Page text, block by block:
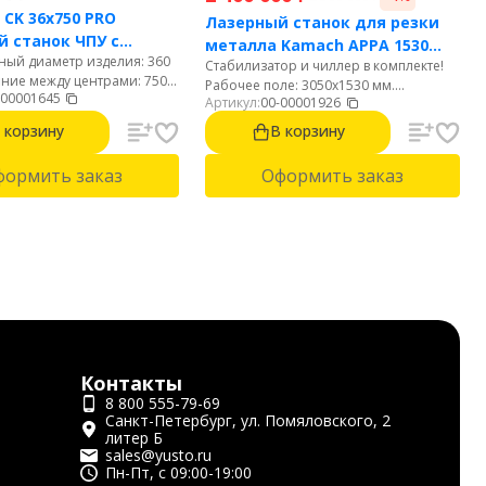
36x750 PRO
станок ЧПУ с
станиной
диаметр изделия: 360
между центрами: 750
обработки над
мм. Диаметр отверстия
мм. 6-ти позиционная
голова.
заказ
Лазерный станок для резки
металла Kamach APPA 1530
(3000 Вт)
Стабилизатор и чиллер в комплекте!
Рабочее поле: 3050х1530 мм.
Мощность: 3000 Вт. Источник: Raycus.
Автофокус. Резка стали до 22 мм.
Нержавейки до 10 мм. Алюминий до 8
мм.
Артикул:00-00001926
В корзину
Оформить заказ
Контакты
8 800 555-79-69
Санкт-Петербург, ул. Помяловского, 2
литер Б
sales@yusto.ru
Пн-Пт, с 09:00-19:00